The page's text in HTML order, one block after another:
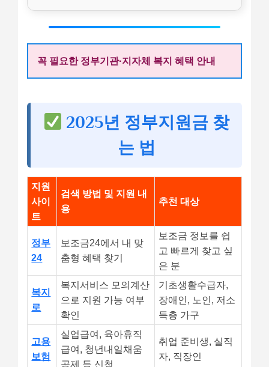
꼭 필요한 정부기관·지자체 복지 혜택 안내
2025년 정부지원금 찾
는 법
지원
사이
트
검색 방법 및 지원 내
용
추천 대상
정부
24
보조금24에서 내 맞
춤형 혜택 찾기
보조금 정보를 쉽
고 빠르게 찾고 싶
은 분
복지
로
복지서비스 모의계산
으로 지원 가능 여부
확인
기초생활수급자,
장애인, 노인, 저소
득층 가구
고용
보험
실업급여, 육아휴직
급여, 청년내일채움
공제 등 신청
취업 준비생, 실직
자, 직장인